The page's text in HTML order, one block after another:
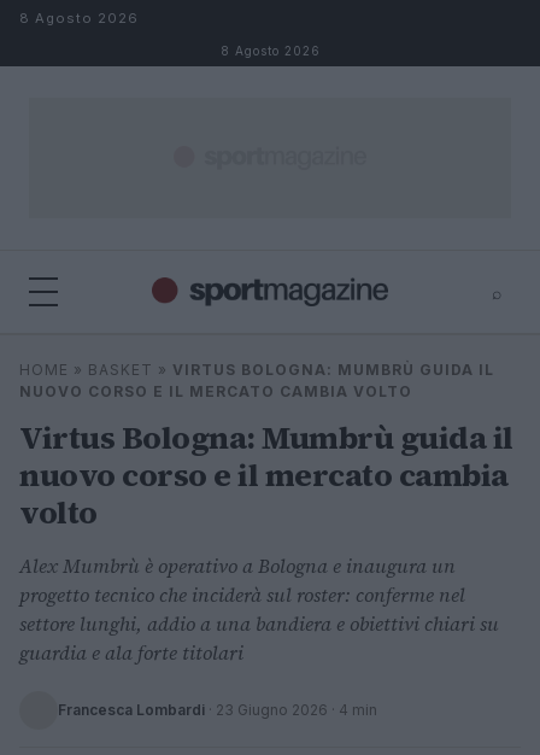
Salta al contenuto
8 Agosto 2026
8 Agosto 2026
⌕
Cerca
⌕
HOME » BASKET » VIRTUS BOLOGNA: MUMBRÙ GUIDA IL
NUOVO CORSO E IL MERCATO CAMBIA VOLTO
Virtus Bologna: Mumbrù guida il
nuovo corso e il mercato cambia
volto
Alex Mumbrù è operativo a Bologna e inaugura un
progetto tecnico che inciderà sul roster: conferme nel
settore lunghi, addio a una bandiera e obiettivi chiari su
guardia e ala forte titolari
Francesca Lombardi · 23 Giugno 2026 · 4 min